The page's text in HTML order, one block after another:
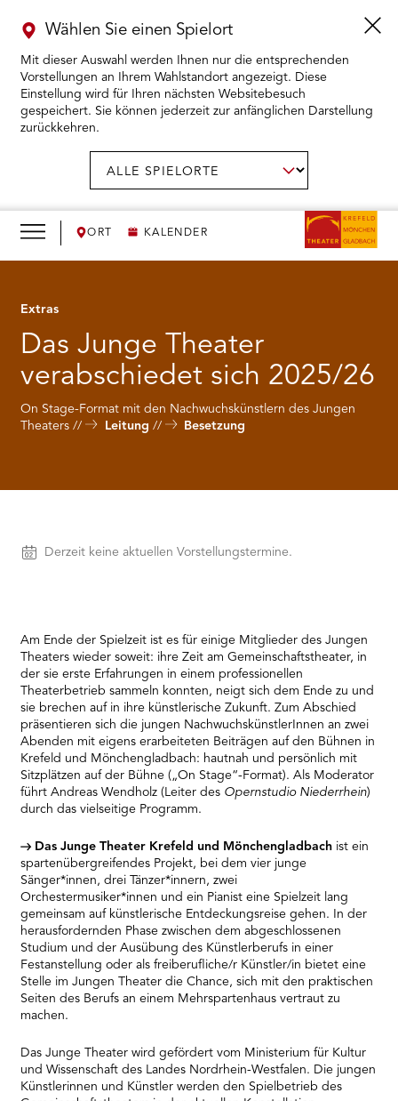
ORT KALENDER
Wählen Sie einen Spielort
Mit dieser Auswahl werden Ihnen nur die entsprechenden
Vorstellungen an Ihrem Wahlstandort angezeigt. Diese
Einstellung wird für Ihren nächsten Websitebesuch
gespeichert. Sie können jederzeit zur anfänglichen Darstellung
zurückkehren.
KARTENKAUF ÖFFNEN
WIR ÖFFNEN
DAS THEATER ÖFFNEN
THEATERPÄDAGOGIK ÖFFNEN
Extras
Das Junge Theater
verabschiedet sich 2025/26
On Stage-Format mit den Nachwuchskünstlern des Jungen
Theaters
Leitung Besetzung
Vorstellungen
Derzeit keine aktuellen Vorstellungstermine.
Am Ende der Spielzeit ist es für einige Mitglieder des Jungen
Theaters wieder soweit: ihre Zeit am Gemeinschaftstheater, in
der sie erste Erfahrungen in einem professionellen
Theaterbetrieb sammeln konnten, neigt sich dem Ende zu und
sie brechen auf in ihre künstlerische Zukunft. Zum Abschied
präsentieren sich die jungen NachwuchskünstlerInnen an zwei
Abenden mit eigens erarbeiteten Beiträgen auf den Bühnen in
Krefeld und Mönchengladbach: hautnah und persönlich mit
Sitzplätzen auf der Bühne („On Stage“-Format). Als Moderator
führt Andreas Wendholz (Leiter des Opernstudio Niederrhein)
durch das vielseitige Programm.
Das Junge Theater Krefeld und Mönchengladbachist ein
spartenübergreifendes Projekt, bei dem vier junge
Sänger*innen, drei Tänzer*innern, zwei
Orchestermusiker*innen und ein Pianist eine Spielzeit lang
gemeinsam auf künstlerische Entdeckungsreise gehen. In der
herausfordernden Phase zwischen dem abgeschlossenen
Studium und der Ausübung des Künstlerberufs in einer
Festanstellung oder als freiberufliche/r Künstler/in bietet eine
Stelle im Jungen Theater die Chance, sich mit den praktischen
Seiten des Berufs an einem Mehrspartenhaus vertraut zu
machen.
Das Junge Theater wird gefördert vom Ministerium für Kultur
und Wissenschaft des Landes Nordrhein-Westfalen. Die jungen
Künstlerinnen und Künstler werden den Spielbetrieb des